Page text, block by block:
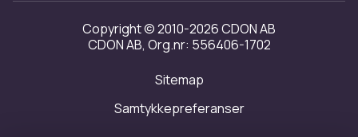
Investor relations
Tilgjengelighet
Copyright © 2010-2026 CDON AB
CDON AB, Org.nr: 556406-1702
Sitemap
Samtykkepreferanser